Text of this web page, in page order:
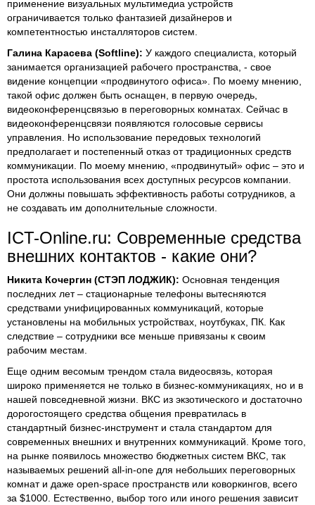
применение визуальных мультимедиа устройств
ограничивается только фантазией дизайнеров и
компетентностью инсталляторов систем.
Галина Карасева (Softline): У каждого специалиста, который
занимается организацией рабочего пространства, - свое
видение концепции «продвинутого офиса». По моему мнению,
такой офис должен быть оснащен, в первую очередь,
видеоконференцсвязью в переговорных комнатах. Сейчас в
видеоконференцсвязи появляются голосовые сервисы
управления. Но использование передовых технологий
предполагает и постепенный отказ от традиционных средств
коммуникации. По моему мнению, «продвинутый» офис – это и
простота использования всех доступных ресурсов компании.
Они должны повышать эффективность работы сотрудников, а
не создавать им дополнительные сложности.
ICT-Online.ru: Современные средства
внешних контактов - какие они?
Никита Кочергин (СТЭП ЛОДЖИК): Основная тенденция
последних лет – стационарные телефоны вытесняются
средствами унифицированных коммуникаций, которые
установлены на мобильных устройствах, ноутбуках, ПК. Как
следствие – сотрудники все меньше привязаны к своим
рабочим местам.
Еще одним весомым трендом стала видеосвязь, которая
широко применяется не только в бизнес-коммуникациях, но и в
нашей повседневной жизни. ВКС из экзотического и достаточно
дорогостоящего средства общения превратилась в
стандартный бизнес-инструмент и стала стандартом для
современных внешних и внутренних коммуникаций. Кроме того,
на рынке появилось множество бюджетных систем ВКС, так
называемых решений all-in-one для небольших переговорных
комнат и даже open-space пространств или коворкингов, всего
за $1000. Естественно, выбор того или иного решения зависит